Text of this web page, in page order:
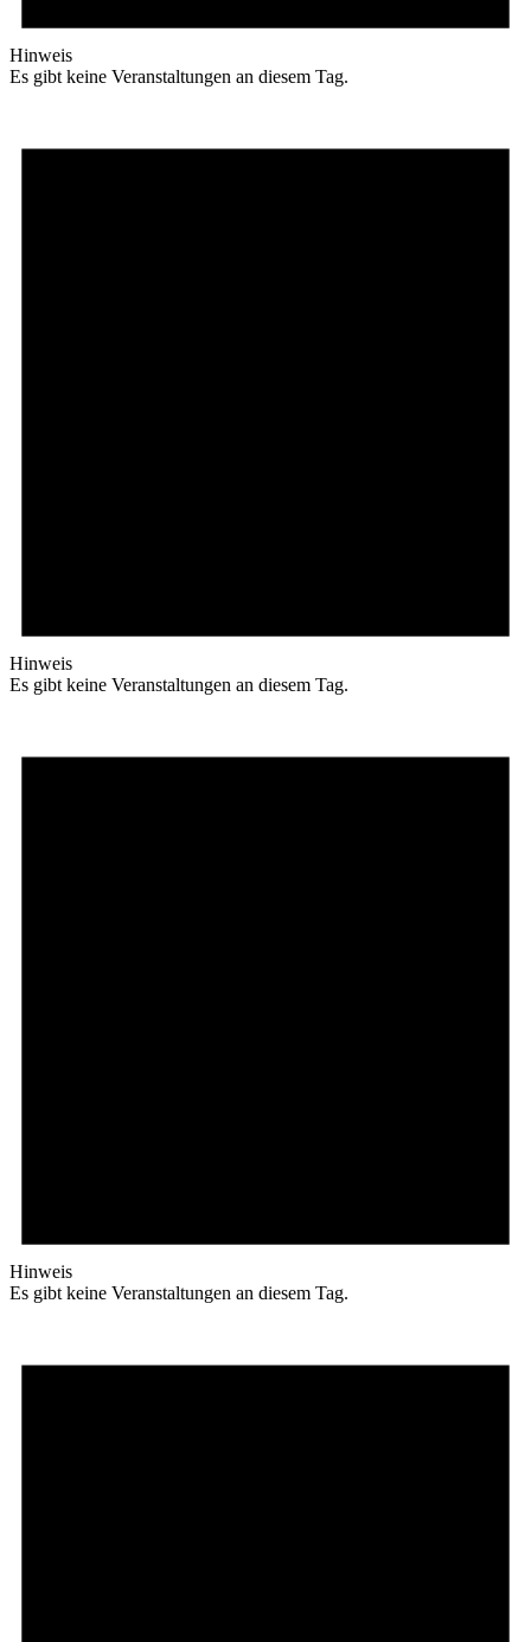
Hinweis
Es gibt keine Veranstaltungen an diesem Tag.
Hinweis
Es gibt keine Veranstaltungen an diesem Tag.
Hinweis
Es gibt keine Veranstaltungen an diesem Tag.